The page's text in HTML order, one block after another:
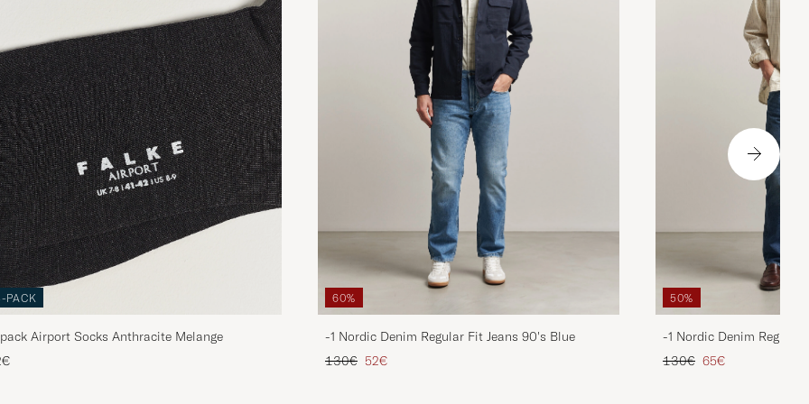
PACK
Airport Socks Anthracite Melange
60%
-1 Nordic Denim Regular Fit Jeans 90's Blue
Regulärer Preis
130€ Reduzierter Preis
52€
50%
-1 Nordic Denim Regular
Regulärer Preis
130€ Reduzierter Preis
65€